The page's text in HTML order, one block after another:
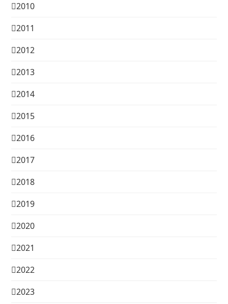
2010
2011
2012
2013
2014
2015
2016
2017
2018
2019
2020
2021
2022
2023